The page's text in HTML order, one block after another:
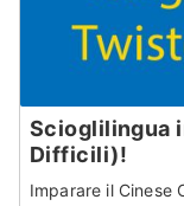
Scioglilingua
Difficili)!
Imparare il Cinese